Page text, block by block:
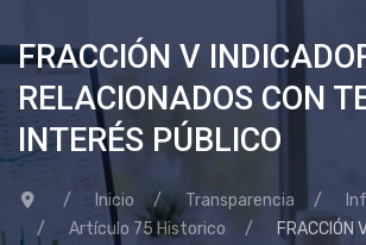
FRACCIÓN V
RELACIONADOS CON
INTERÉS PÚBLICO
Inicio Transparencia
Artículo 75 Historico
FRACCIÓN